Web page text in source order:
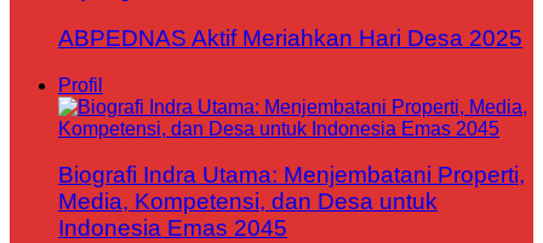
ABPEDNAS Aktif Meriahkan Hari Desa 2025
Profil
Biografi Indra Utama: Menjembatani Properti,
Media, Kompetensi, dan Desa untuk
Indonesia Emas 2045